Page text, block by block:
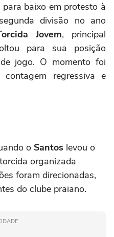
baixo em protesto à
divisão no ano
Jovem, principal
para sua posição
jogo. O momento foi
regressiva e
o Santos levou o
organizada
foram direcionadas,
do clube praiano.